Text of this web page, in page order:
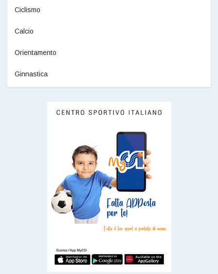
Ciclismo
Calcio
Orientamento
Ginnastica